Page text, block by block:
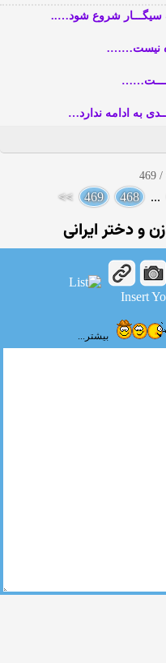
سیگـــار شروع شود…..
نیست…….
به ادامه ندارد…
...
468
469
>>
و دختر ایرانی
بیشتر...